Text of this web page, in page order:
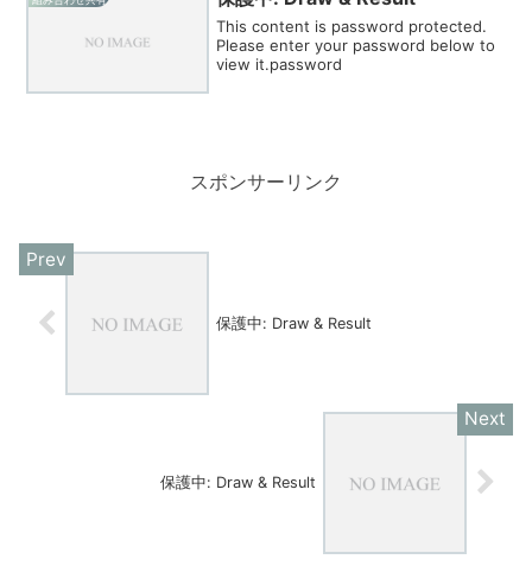
This content is password protected.
Please enter your password below to
view it.password
スポンサーリンク
保護中: Draw & Result
保護中: Draw & Result